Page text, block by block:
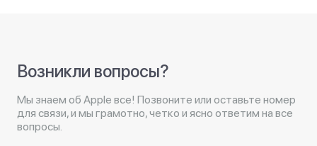
Возникли вопросы?
Мы знаем об Apple все! Позвоните или оставьте номер
для связи, и мы грамотно, четко и ясно ответим на все
вопросы.